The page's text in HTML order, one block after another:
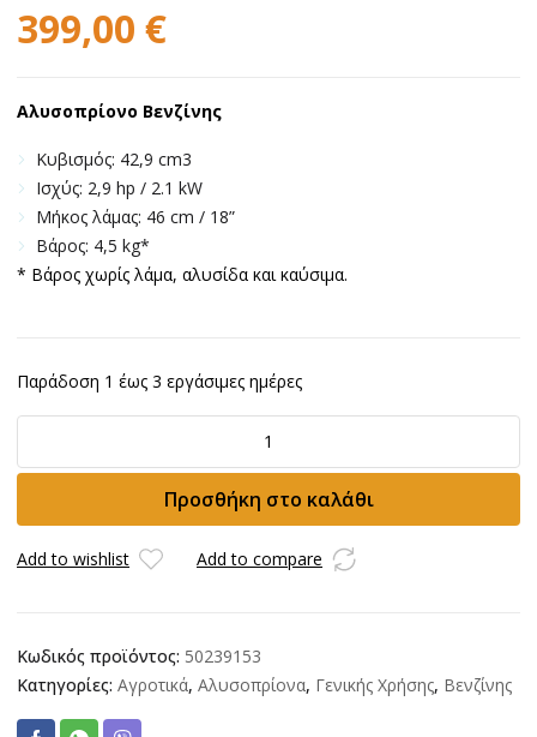
399,00 €
Αλυσοπρίονο Βενζίνης
Κυβισμός: 42,9 cm3
Ισχύς: 2,9 hp / 2.1 kW
Μήκος λάμας: 46 cm / 18”
Βάρος: 4,5 kg*
* Βάρος χωρίς λάμα, αλυσίδα και καύσιμα.
Παράδοση 1 έως 3 εργάσιμες ημέρες
MT
ποσότητα
Προσθήκη στο καλάθι
Add to wishlist Add to compare
Κωδικός προϊόντος: 50239153
Κατηγορίες: Αγροτικά, Αλυσοπρίονα, Γενικής Χρήσης, Βενζίνης